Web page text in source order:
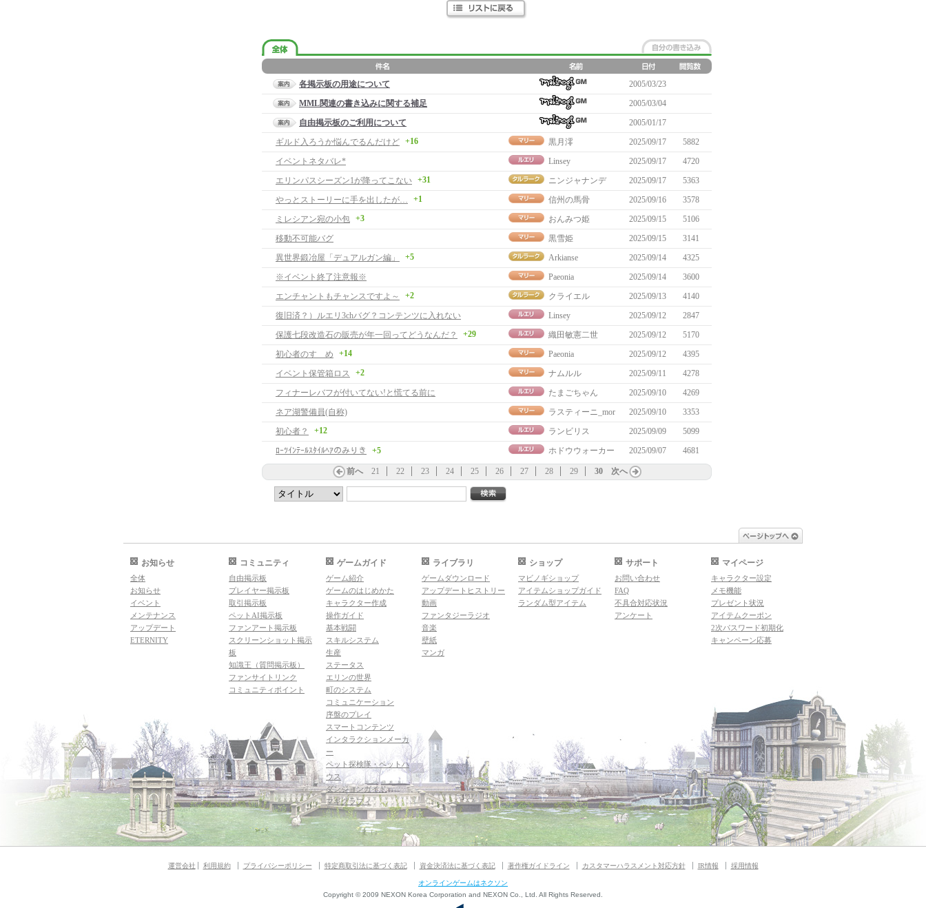
各掲示板の用途について
2005/03/23
MML関連の書き込みに関する補足
2005/03/04
自由掲示板のご利用について
2005/01/17
ギルド入ろうか悩んでるんだけど +16 黒月澪 2025/09/17
5882
イベントネタバレ*
Linsey 2025/09/17
4720
エリンパスシーズン1が降ってこない +31 ニンジャナンデ 2025/09/17
5363
やっとストーリーに手を出したが…
+1 信州の馬骨 2025/09/16
3578
ミレシアン宛の小包 +3 おんみつ姫 2025/09/15
5106
移動不可能バグ
黒雪姫 2025/09/15
3141
異世界鍛冶屋「デュアルガン編」
+5 Arkianse 2025/09/14
4325
※イベント終了注意報※
Paeonia 2025/09/14
3600
エンチャントもチャンスですよ～
+2 クライエル 2025/09/13
4140
復旧済？）ルエリ3chバグ？コンテンツに入れない
Linsey 2025/09/12
2847
保護七段改造石の販売が年一回ってどうなんだ？
+29 織田敏憲二世 2025/09/12
5170
初心者のすゝめ
+14 Paeonia 2025/09/12
4395
イベント保管箱ロス
+2 ナムルル 2025/09/11
4278
フィナーレバフが付いてない!と慌てる前に
たまごちゃん 2025/09/10
4269
ネア湖警備員(自称)
ラスティーニ_mor 2025/09/10
3353
初心者？
+12 ランビリス 2025/09/09
5099
ﾛｰﾂｲﾝﾃｰﾙｽﾀｲﾙﾍｱのみりき
+5 ホドウウォーカー 2025/09/07 4681
前へ 21 22 23 24 25 26 27 28 29 30 次へ
お知らせ
全体
お知らせ
イベント
メンテナンス
アップデート
ETERNITY
コミュニティ
自由掲示板
プレイヤー掲示板
取引掲示板
ペットAI掲示板
ファンアート掲示板
スクリーンショット掲示
板
知識王（質問掲示板）
ファンサイトリンク
コミュニティポイント
ゲームガイド
ゲーム紹介
ゲームのはじめかた
キャラクター作成
操作ガイド
基本戦闘
スキルシステム
生産
ステータス
エリンの世界
町のシステム
コミュニケーション
序盤のプレイ
スマートコンテンツ
インタラクションメーカ
ー
ペット探検隊・ペットハ
ウス
ダンジョンガイド
マギグラフィ
ライブラリ
ゲームダウンロード
アップデートヒストリー
動画
ファンタジーラジオ
音楽
壁紙
マンガ
ショップ
マビノギショップ
アイテムショップガイド
ランダム型アイテム
サポート
お問い合わせ
FAQ
不具合対応状況
アンケート
マイページ
キャラクター設定
メモ機能
プレゼント状況
アイテムクーポン
2次パスワード初期化
キャンペーン応募
運営会社 利用規約 プライバシーポリシー 特定商取引法に基づく表記 資金決済法に基づく表記 著作権ガイドライン カスタマーハラスメント対応方針 IR情報 採用情報
オンラインゲームはネクソン
Copyright © 2009 NEXON Korea Corporation and NEXON Co., Ltd. All Rights Reserved.